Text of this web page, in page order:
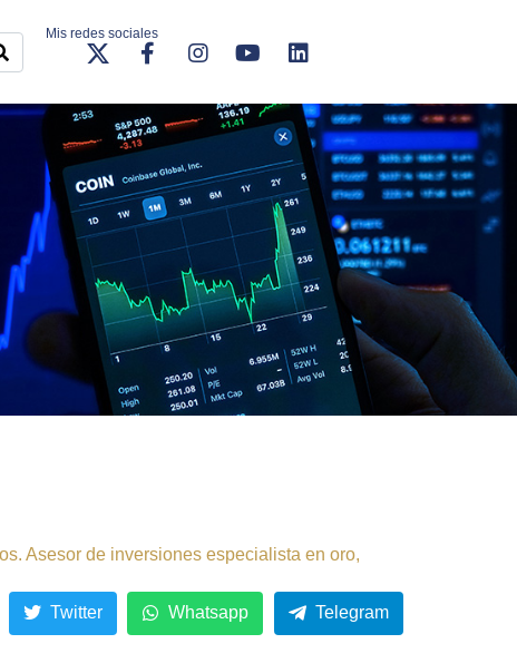
Mis redes sociales
Asesor de inversiones especialista en oro,
Twitter Whatsapp Telegram